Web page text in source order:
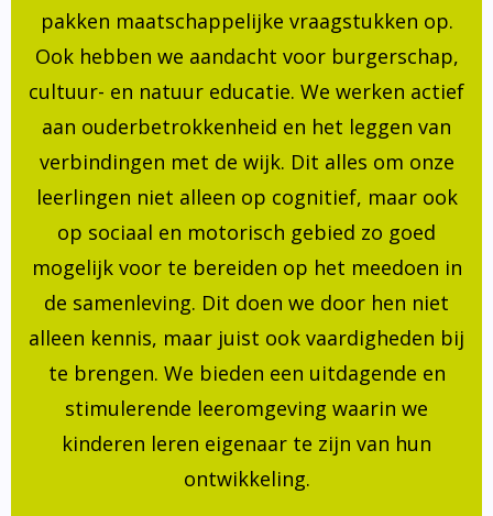
pakken maatschappelijke vraagstukken op.
Ook hebben we aandacht voor burgerschap,
cultuur- en natuur educatie. We werken actief
aan ouderbetrokkenheid en het leggen van
verbindingen met de wijk. Dit alles om onze
leerlingen niet alleen op cognitief, maar ook
op sociaal en motorisch gebied zo goed
mogelijk voor te bereiden op het meedoen in
de samenleving. Dit doen we door hen niet
alleen kennis, maar juist ook vaardigheden bij
te brengen. We bieden een uitdagende en
stimulerende leeromgeving waarin we
kinderen leren eigenaar te zijn van hun
ontwikkeling.